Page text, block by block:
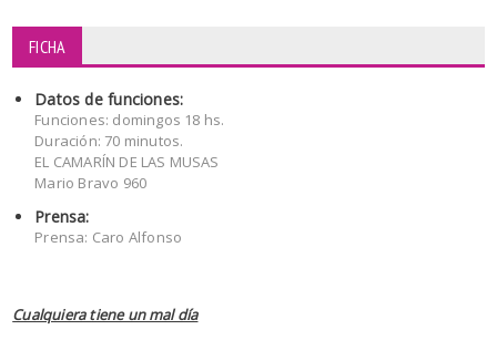
FICHA
Datos de funciones:
Funciones: domingos 18 hs.
Duración: 70 minutos.
EL CAMARÍN DE LAS MUSAS
Mario Bravo 960
Prensa:
Prensa: Caro Alfonso
Cualquiera tiene un mal día